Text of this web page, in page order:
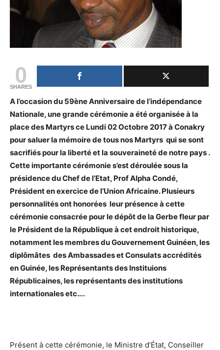
0
SHARES
A l’occasion du 59ène Anniversaire de l’indépendance
Nationale, une grande cérémonie a été organisée à la
place des Martyrs ce Lundi 02 Octobre 2017 à Conakry
pour saluer la mémoire de tous nos Martyrs qui se sont
sacrifiés pour la liberté et la souveraineté de notre pays .
Cette importante cérémonie s’est déroulée sous la
présidence du Chef de l’Etat, Prof Alpha Condé,
Président en exercice de l’Union Africaine. Plusieurs
personnalités ont honorées leur présence à cette
cérémonie consacrée pour le dépôt de la Gerbe fleur par
le Président de la République à cet endroit historique,
notamment les membres du Gouvernement Guinéen, les
diplômâtes des Ambassades et Consulats accrédités
en Guinée, les Représentants des Instituions
Républicaines, les représentants des institutions
internationales etc….
Présent à cette cérémonie, le Ministre d’État, Conseiller